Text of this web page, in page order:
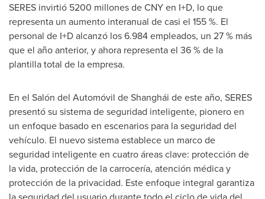
SERES invirtió 5200 millones de CNY en I+D, lo que
representa un aumento interanual de casi el 155 %. El
personal de I+D alcanzó los 6.984 empleados, un 27 % más
que el año anterior, y ahora representa el 36 % de la
plantilla total de la empresa.
En el Salón del Automóvil de Shanghái de este año, SERES
presentó su sistema de seguridad inteligente, pionero en
un enfoque basado en escenarios para la seguridad del
vehículo. El nuevo sistema establece un marco de
seguridad inteligente en cuatro áreas clave: protección de
la vida, protección de la carrocería, atención médica y
protección de la privacidad. Este enfoque integral garantiza